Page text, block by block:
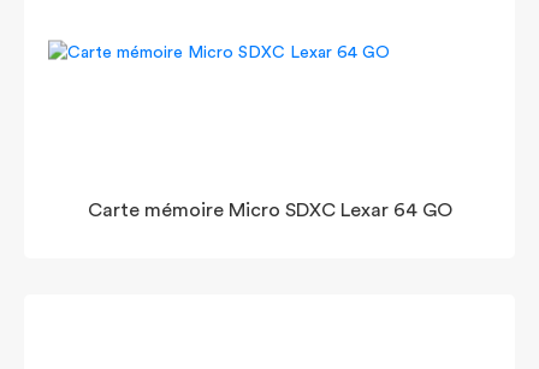
Carte mémoire Micro SDXC Lexar 64 GO